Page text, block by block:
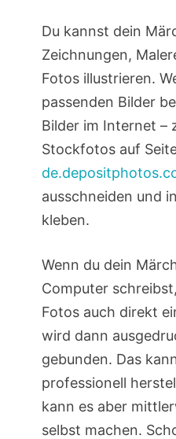
Du kannst dein
Zeichnungen,
Fotos illustrieren.
passenden Bilder
Bilder im Internet –
Stockfotos auf
ausschneiden und
kleben.
Wenn du dein
Computer
Fotos auch direkt
wird dann
gebunden. Das
professionell
kann es aber
selbst machen.